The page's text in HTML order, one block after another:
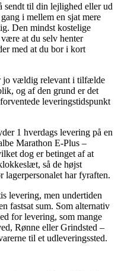
sendt til din lejlighed eller ud
i mellem en sjat mere
Den mindst kostelige
at du selv henter
med at du bor i kort
jo vældig relevant i tilfælde
og af den grund er det
leveringstidspunkt
1 hverdags levering på en
Marathon E-Plus –
dog er betinget af at
så de højst
lagerpersonalet har fyraften.
levering, men undertiden
fastsat sum. Som alternativ
for levering, som mange
Rønne eller Grindsted –
til et udleveringssted.